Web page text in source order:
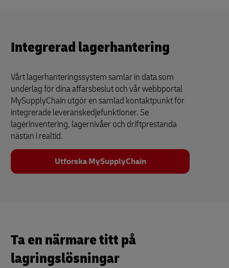
Integrerad lagerhantering
Vårt lagerhanteringssystem samlar in data som
underlag för dina affärsbeslut och vår webbportal
MySupplyChain utgör en samlad kontaktpunkt för
integrerade leveranskedjefunktioner. Se
lagerinventering, lagernivåer och driftprestanda
nästan i realtid.
Utforska MySupplyChain
Ta en närmare titt på
lagringslösningar